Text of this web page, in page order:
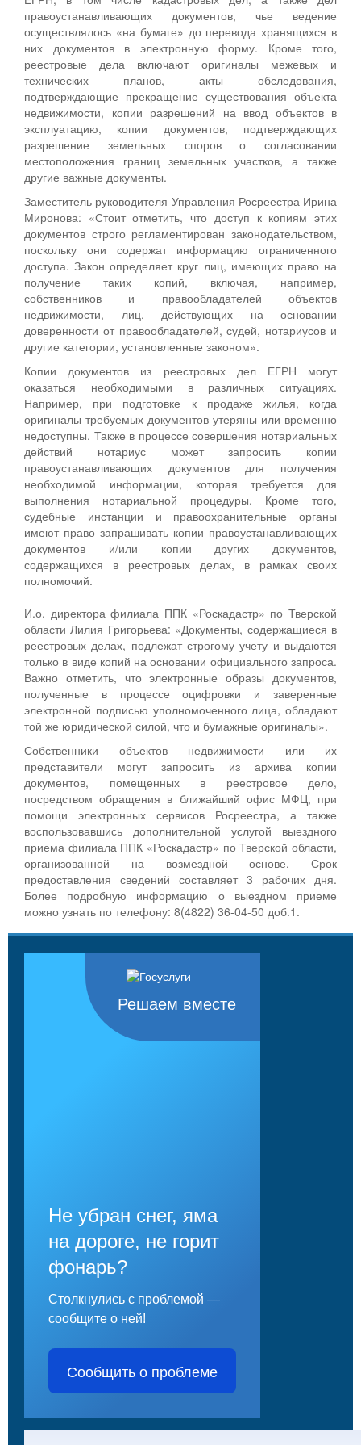
правоустанавливающих документов, чье ведение
осуществлялось «на бумаге» до перевода хранящихся в
них документов в электронную форму. Кроме того,
реестровые дела включают оригиналы межевых и
технических планов, акты обследования,
подтверждающие прекращение существования объекта
недвижимости, копии разрешений на ввод объектов в
эксплуатацию, копии документов, подтверждающих
разрешение земельных споров о согласовании
местоположения границ земельных участков, а также
другие важные документы.
Заместитель руководителя Управления Росреестра Ирина
Миронова: «Стоит отметить, что доступ к копиям этих
документов строго регламентирован законодательством,
поскольку они содержат информацию ограниченного
доступа. Закон определяет круг лиц, имеющих право на
получение таких копий, включая, например,
собственников и правообладателей объектов
недвижимости, лиц, действующих на основании
доверенности от правообладателей, судей, нотариусов и
другие категории, установленные законом».
Копии документов из реестровых дел ЕГРН могут
оказаться необходимыми в различных ситуациях.
Например, при подготовке к продаже жилья, когда
оригиналы требуемых документов утеряны или временно
недоступны. Также в процессе совершения нотариальных
действий нотариус может запросить копии
правоустанавливающих документов для получения
необходимой информации, которая требуется для
выполнения нотариальной процедуры. Кроме того,
судебные инстанции и правоохранительные органы
имеют право запрашивать копии правоустанавливающих
документов и/или копии других документов,
содержащихся в реестровых делах, в рамках своих
полномочий.
И.о. директора филиала ППК «Роскадастр» по Тверской
области Лилия Григорьева: «Документы, содержащиеся в
реестровых делах, подлежат строгому учету и выдаются
только в виде копий на основании официального запроса.
Важно отметить, что электронные образы документов,
полученные в процессе оцифровки и заверенные
электронной подписью уполномоченного лица, обладают
той же юридической силой, что и бумажные оригиналы».
Собственники объектов недвижимости или их
представители могут запросить из архива копии
документов, помещенных в реестровое дело,
посредством обращения в ближайший офис МФЦ, при
помощи электронных сервисов Росреестра, а также
воспользовавшись дополнительной услугой выездного
приема филиала ППК «Роскадастр» по Тверской области,
организованной на возмездной основе. Срок
предоставления сведений составляет 3 рабочих дня.
Более подробную информацию о выездном приеме
можно узнать по телефону: 8(4822) 36-04-50 доб.1.
Решаем вместе
Не убран снег, яма
на дороге, не горит
фонарь?
Столкнулись с проблемой —
сообщите о ней!
Сообщить о проблеме